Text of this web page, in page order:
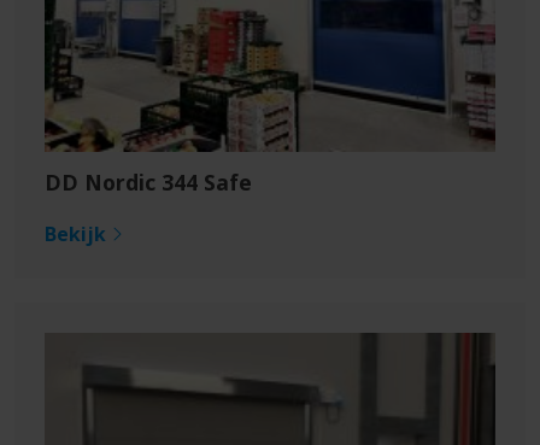
DD Nordic 344 Safe
Bekijk